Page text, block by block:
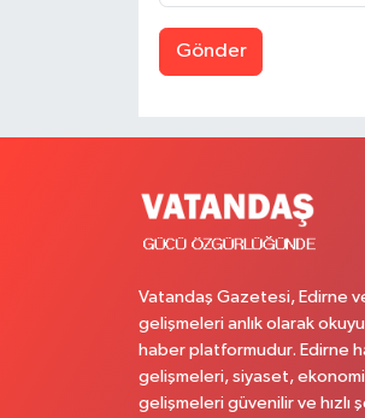
Gönder
Vatandaş Gazetesi, Edirne
gelişmeleri anlık olarak
haber platformudur. Edirne
gelişmeleri, siyaset,
gelişmeleri güvenilir ve